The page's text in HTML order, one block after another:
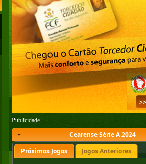
Publicidade
Cearense Série A 2024
Próximos Jogos
Jogos Anteriores